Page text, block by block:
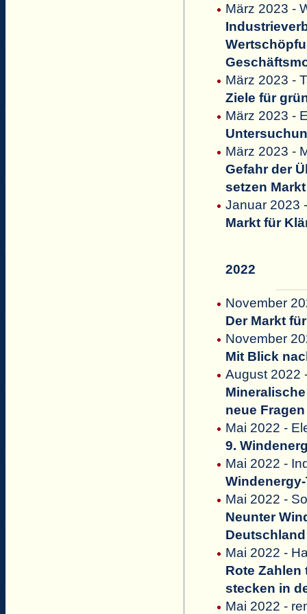
März 2023 -
März 2023 -
Ziele für
März 2023 -
März 2023 -
Gefahr der
setzen
Januar 2023
Markt für
2022
November
Der Markt
November
Mit Blick
August 2022
neue Fragen
Mai 2022 -
9.
Mai 2022 -
Mai 2022 -
Neunter
Mai 2022 -
Rote Zahlen
stecken in
Mai 2022 -